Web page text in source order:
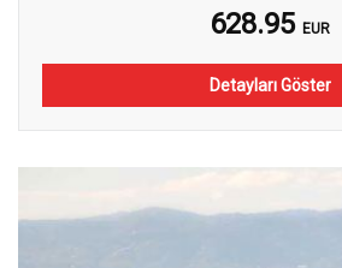
628.95 EUR
Detayları Göster